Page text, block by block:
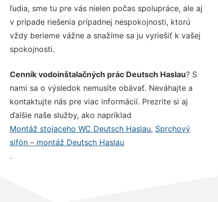
ľudia, sme tu pre vás nielen počas spolupráce, ale aj
v prípade riešenia prípadnej nespokojnosti, ktorú
vždy berieme vážne a snažíme sa ju vyriešiť k vašej
spokojnosti.
Cenník vodoinštalačných prác Deutsch Haslau? S
nami sa o výsledok nemusíte obávať. Neváhajte a
kontaktujte nás pre viac informácií. Prezrite si aj
ďalšie naše služby, ako napríklad
Montáž stojaceho WC Deutsch Haslau, Sprchový
sifón – montáž Deutsch Haslau
.